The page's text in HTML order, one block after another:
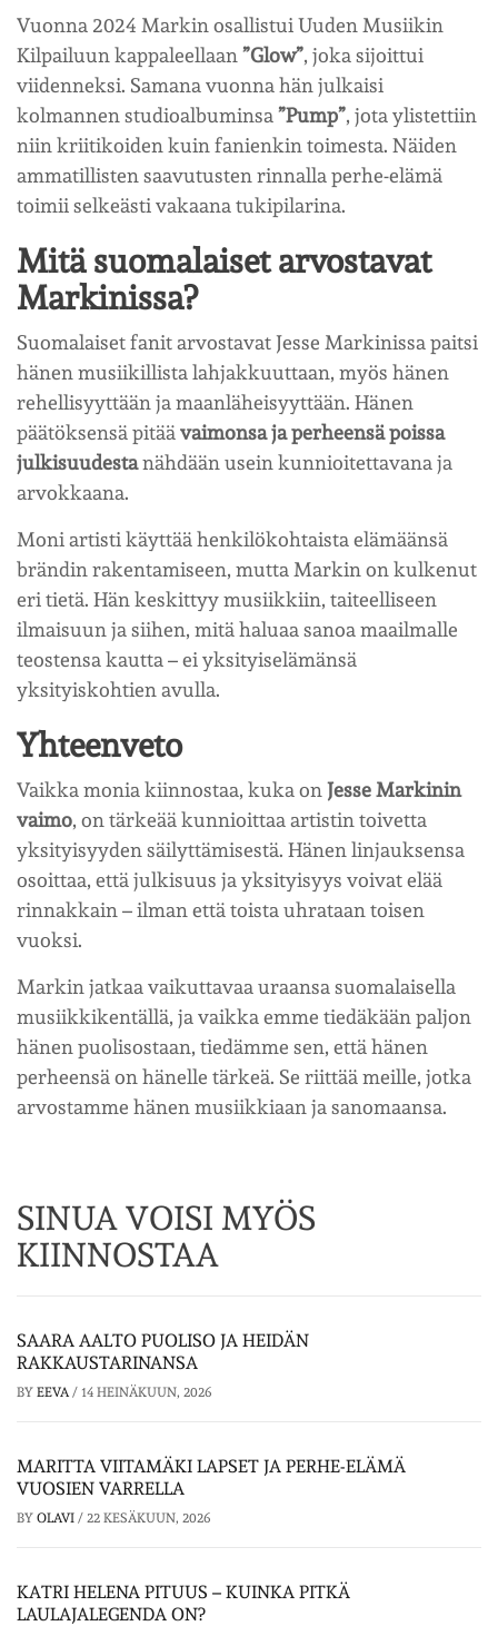
Vuonna 2024 Markin osallistui Uuden Musiikin
Kilpailuun kappaleellaan ”Glow”, joka sijoittui
viidenneksi. Samana vuonna hän julkaisi
kolmannen studioalbuminsa ”Pump”, jota ylistettiin
niin kriitikoiden kuin fanienkin toimesta. Näiden
ammatillisten saavutusten rinnalla perhe-elämä
toimii selkeästi vakaana tukipilarina.
Mitä suomalaiset arvostavat
Markinissa?
Suomalaiset fanit arvostavat Jesse Markinissa paitsi
hänen musiikillista lahjakkuuttaan, myös hänen
rehellisyyttään ja maanläheisyyttään. Hänen
päätöksensä pitää vaimonsa ja perheensä poissa
julkisuudestanähdään usein kunnioitettavana ja
arvokkaana.
Moni artisti käyttää henkilökohtaista elämäänsä
brändin rakentamiseen, mutta Markin on kulkenut
eri tietä. Hän keskittyy musiikkiin, taiteelliseen
ilmaisuun ja siihen, mitä haluaa sanoa maailmalle
teostensa kautta – ei yksityiselämänsä
yksityiskohtien avulla.
Yhteenveto
Vaikka monia kiinnostaa, kuka on Jesse Markinin
vaimo, on tärkeää kunnioittaa artistin toivetta
yksityisyyden säilyttämisestä. Hänen linjauksensa
osoittaa, että julkisuus ja yksityisyys voivat elää
rinnakkain – ilman että toista uhrataan toisen
vuoksi.
Markin jatkaa vaikuttavaa uraansa suomalaisella
musiikkikentällä, ja vaikka emme tiedäkään paljon
hänen puolisostaan, tiedämme sen, että hänen
perheensä on hänelle tärkeä. Se riittää meille, jotka
arvostamme hänen musiikkiaan ja sanomaansa.
SINUA VOISI MYÖS
KIINNOSTAA
SAARA AALTO PUOLISO JA HEIDÄN
RAKKAUSTARINANSA
BY EEVA / 14 HEINÄKUUN, 2026
MARITTA VIITAMÄKI LAPSET JA PERHE-ELÄMÄ
VUOSIEN VARRELLA
BY OLAVI / 22 KESÄKUUN, 2026
KATRI HELENA PITUUS – KUINKA PITKÄ
LAULAJALEGENDA ON?